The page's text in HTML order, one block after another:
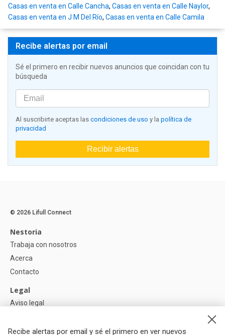
Casas en venta en Calle Cancha, Casas en venta en Calle Naylor,
Casas en venta en J M Del Río, Casas en venta en Calle Camila
Recibe alertas por email
Sé el primero en recibir nuevos anuncios que coincidan con tu
búsqueda
Al suscribirte aceptas las condiciones de uso y la política de
privacidad
Recibir alertas
Recibe alertas por email y sé el primero en ver nuevos
© 2026 Lifull Connect
Nestoria
Trabaja con nosotros
Acerca
Contacto
Legal
Aviso legal
Política de Cookies